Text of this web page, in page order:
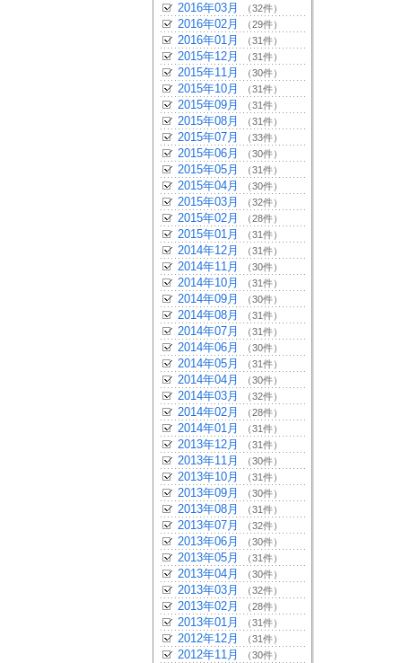
2016年03月 （32件）
2016年02月 （29件）
2016年01月 （31件）
2015年12月 （31件）
2015年11月 （30件）
2015年10月 （31件）
2015年09月 （31件）
2015年08月 （31件）
2015年07月 （33件）
2015年06月 （30件）
2015年05月 （31件）
2015年04月 （30件）
2015年03月 （32件）
2015年02月 （28件）
2015年01月 （31件）
2014年12月 （31件）
2014年11月 （30件）
2014年10月 （31件）
2014年09月 （30件）
2014年08月 （31件）
2014年07月 （31件）
2014年06月 （30件）
2014年05月 （31件）
2014年04月 （30件）
2014年03月 （32件）
2014年02月 （28件）
2014年01月 （31件）
2013年12月 （31件）
2013年11月 （30件）
2013年10月 （31件）
2013年09月 （30件）
2013年08月 （31件）
2013年07月 （32件）
2013年06月 （30件）
2013年05月 （31件）
2013年04月 （30件）
2013年03月 （32件）
2013年02月 （28件）
2013年01月 （31件）
2012年12月 （31件）
2012年11月 （30件）